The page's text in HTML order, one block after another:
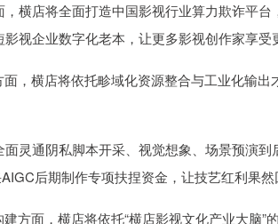
店将全面打造中国影视行业算力欺诈平台
视企业数字化老本，让更多影视创作家享受
横店将依托畛域化资源整合与工业化输出
通阴私脚本开采、视觉想象、场景预演到
后期制作专项扶捏资金，让技艺红利果然
面，横店将依托“横店影视文化产业大脑”